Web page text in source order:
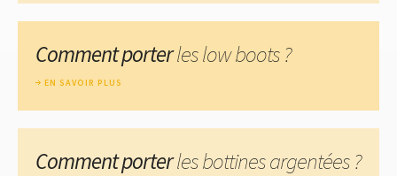
Comment porterles low boots ?
EN SAVOIR PLUS
Comment porterles bottines argentées ?